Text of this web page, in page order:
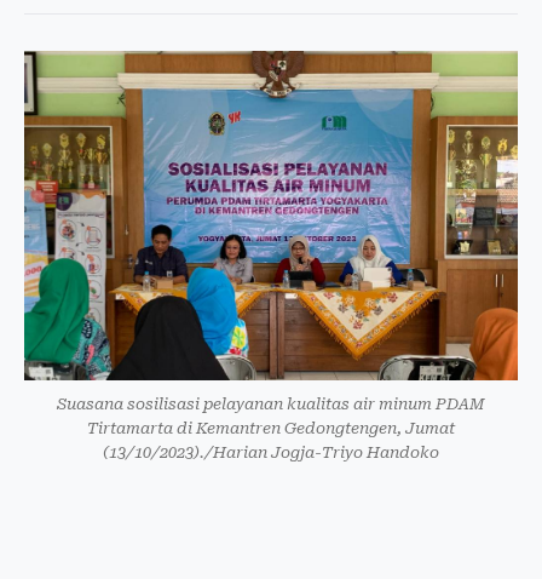
Suasana sosilisasi pelayanan kualitas air minum PDAM
Tirtamarta di Kemantren Gedongtengen, Jumat
(13/10/2023)./Harian Jogja-Triyo Handoko